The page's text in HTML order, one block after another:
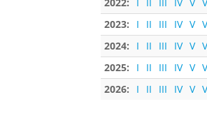
2023:
I II III IV V
2024:
I II III IV V
2025:
I II III IV V
2026:
I II III IV V